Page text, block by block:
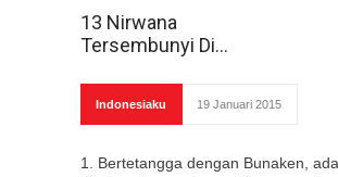
13 Nirwana
Tersembunyi Di...
Indonesiaku 19 Januari 2015
1. Bertetangga dengan Bunaken,